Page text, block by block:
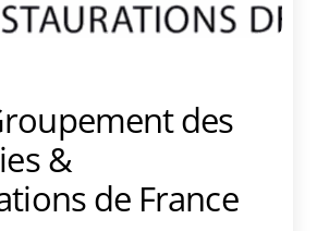
des
&
de France